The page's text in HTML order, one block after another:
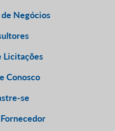
Negócios
Licitações
Conosco
se